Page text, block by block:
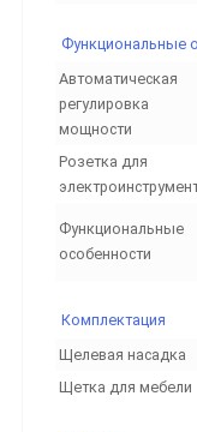
Функциональные
Автоматическая
регулировка
мощности
Розетка для
Функциональные
особенности
Комплектация
Щелевая насадка
Щетка для мебели